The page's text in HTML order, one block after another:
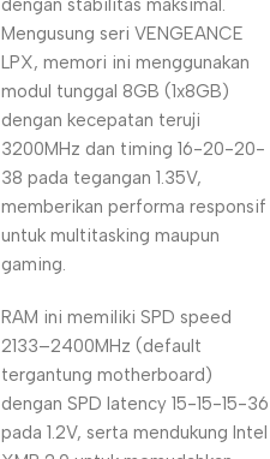
dengan stabilitas maksimal.
Mengusung seri VENGEANCE
LPX, memori ini menggunakan
modul tunggal 8GB (1x8GB)
dengan kecepatan teruji
3200MHz dan timing 16-20-20-
38 pada tegangan 1.35V,
memberikan performa responsif
untuk multitasking maupun
gaming.
RAM ini memiliki SPD speed
2133–2400MHz (default
tergantung motherboard)
dengan SPD latency 15-15-15-36
pada 1.2V, serta mendukung Intel